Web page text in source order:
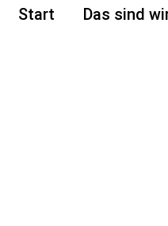
Start Das sind